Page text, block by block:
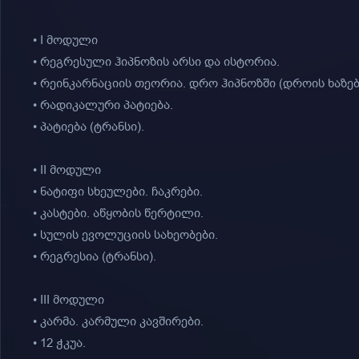
• I მოდული
• რეგრესული ჰიპნოზის არსი და ისტორია.
• რეინკარნაციის თეორია. დრო ჰიპნოზში (დროის
• რადიკალური პატიება.
• პატიება (ტრანსი).
• II მოდული
• ნატიფი სხეულები. ჩაკრები.
• კასტები. აწყობის წერტილი.
• სულის ევოლუციის სახეობები.
• რეგრესია (ტრანსი).
• III მოდული
• კარმა. კარმული კავშირები.
• 12 ჭკუა.